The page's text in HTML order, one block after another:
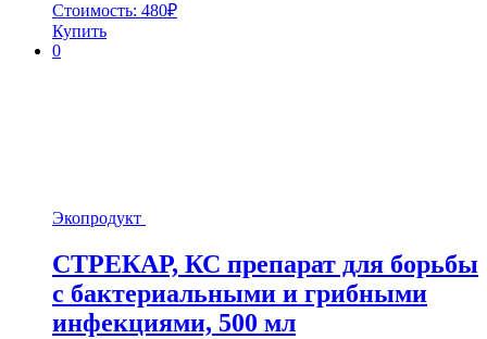
Стоимость: 480₽
Купить
0
Экопродукт
СТРЕКАР, КС препарат для борьбы
с бактериальными и грибными
инфекциями, 500 мл